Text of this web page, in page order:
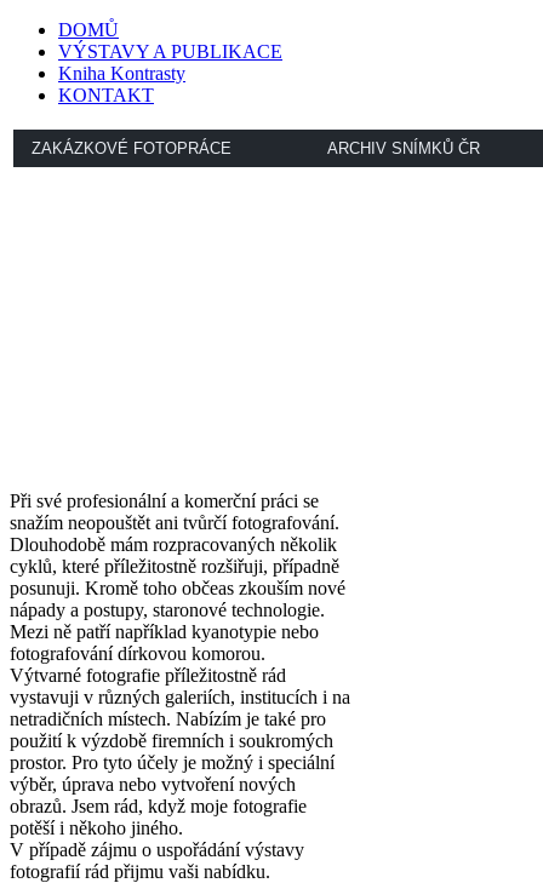
DOMŮ
VÝSTAVY A PUBLIKACE
Kniha Kontrasty
KONTAKT
ZAKÁZKOVÉ FOTOPRÁCE ARCHIV SNÍMKŮ ČR
Při své profesionální a komerční práci se
snažím neopouštět ani tvůrčí fotografování.
Dlouhodobě mám rozpracovaných několik
cyklů, které příležitostně rozšiřuji, případně
posunuji. Kromě toho občeas zkouším nové
nápady a postupy, staronové technologie.
Mezi ně patří například kyanotypie nebo
fotografování dírkovou komorou.
Výtvarné fotografie příležitostně rád
vystavuji v různých galeriích, institucích i na
netradičních místech. Nabízím je také pro
použití k výzdobě firemních i soukromých
prostor. Pro tyto účely je možný i speciální
výběr, úprava nebo vytvoření nových
obrazů. Jsem rád, když moje fotografie
potěší i někoho jiného.
V případě zájmu o uspořádání výstavy
fotografií rád přijmu vaši nabídku.